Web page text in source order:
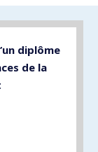
diplôme
de la